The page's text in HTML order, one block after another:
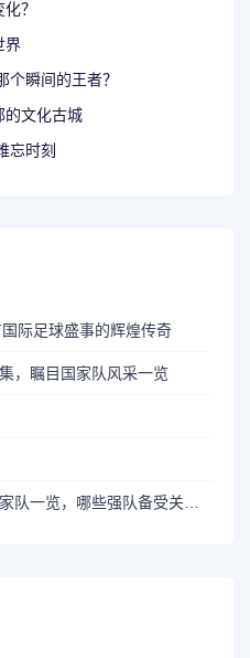
？
界
瞬间的王者？
的文化古城
忘时刻
际足球盛事的辉煌传奇
，瞩目国家队风采一览